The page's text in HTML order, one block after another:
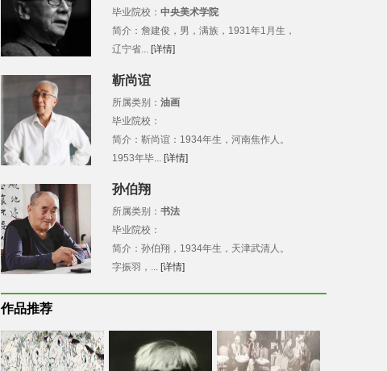
毕业院校： 中央美术学院
简介：詹建俊，男，满族，1931年1月生，
辽宁省... [详情]
靳尚谊
所属类别： 油画
毕业院校：
简介：靳尚谊：1934年生，河南焦作人。
1953年毕... [详情]
孙伯翔
所属类别： 书法
毕业院校：
简介：孙伯翔，1934年生，天津武清人。
字振羽，... [详情]
作品推荐